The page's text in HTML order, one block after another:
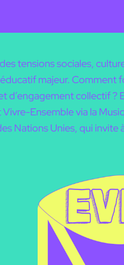
tensions sociales,
majeur. Comment
collectif ?
Ensemble via la
Nations Unies, qui invite